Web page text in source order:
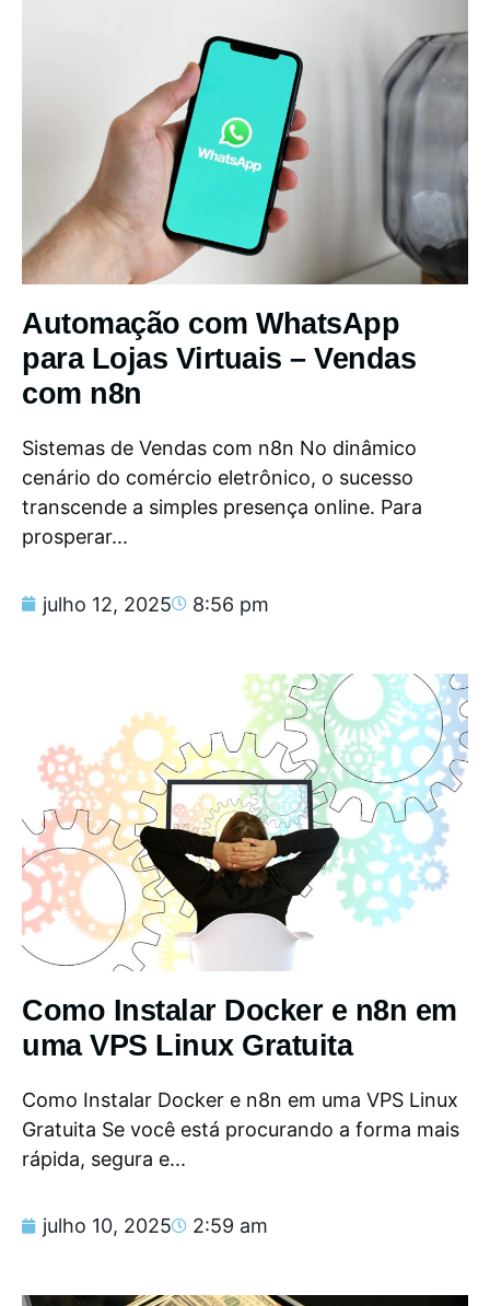
Automação com WhatsApp
para Lojas Virtuais – Vendas
com n8n
Sistemas de Vendas com n8n No dinâmico
cenário do comércio eletrônico, o sucesso
transcende a simples presença online. Para
prosperar...
julho 12, 2025 8:56 pm
Como Instalar Docker e n8n em
uma VPS Linux Gratuita
Como Instalar Docker e n8n em uma VPS Linux
Gratuita Se você está procurando a forma mais
rápida, segura e...
julho 10, 2025 2:59 am